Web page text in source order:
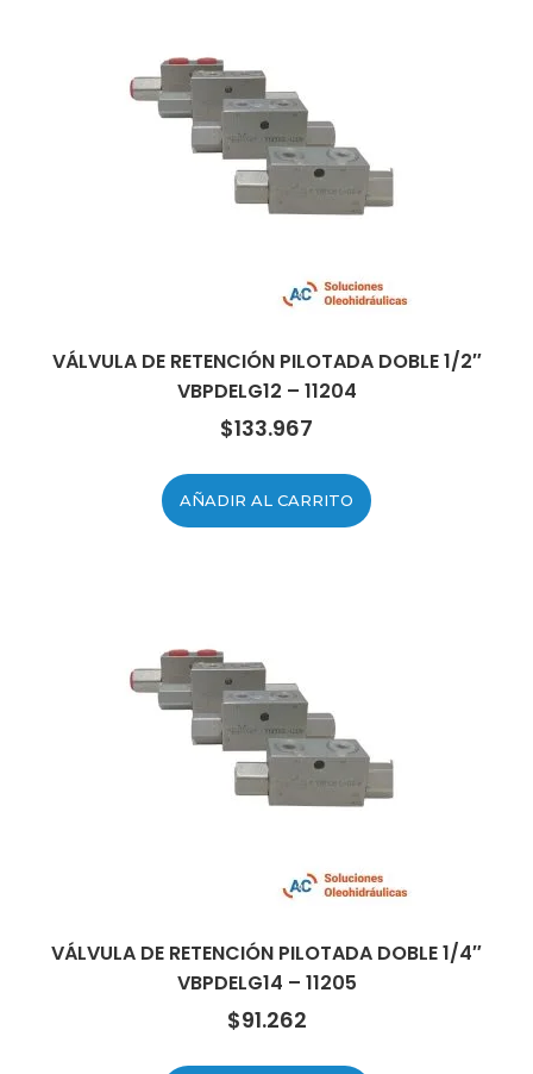
VÁLVULA DE RETENCIÓN PILOTADA DOBLE 1/2″
VBPDELG12 – 11204
$133.967
AÑADIR AL CARRITO
VÁLVULA DE RETENCIÓN PILOTADA DOBLE 1/4″
VBPDELG14 – 11205
$91.262